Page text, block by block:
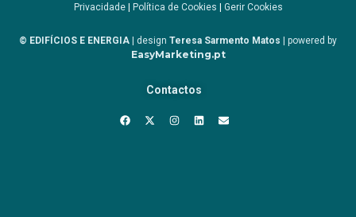
Privacidade| Política de Cookies Gerir Cookies
© EDIFÍCIOS E ENERGIA | design Teresa Sarmento Matos | powered by
EasyMarketing.pt
Contactos